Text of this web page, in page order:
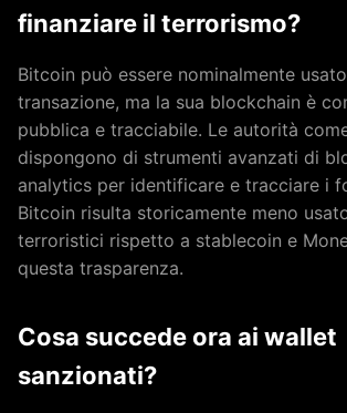
finanziare il terrorismo?
Bitcoin può essere nominalmente
transazione, ma la sua blockchain è
pubblica e tracciabile. Le autorità come
dispongono di strumenti avanzati di
analytics per identificare e tracciare i
Bitcoin risulta storicamente meno
terroristici rispetto a stablecoin e
questa trasparenza.
Cosa succede ora ai wallet
sanzionati?